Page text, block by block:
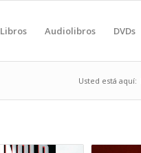
Libros Audiolibros DVDs
Usted está aquí: